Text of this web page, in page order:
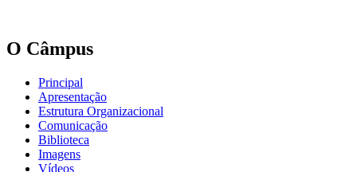
O Câmpus
Principal
Apresentação
Estrutura Organizacional
Comunicação
Biblioteca
Imagens
Vídeos